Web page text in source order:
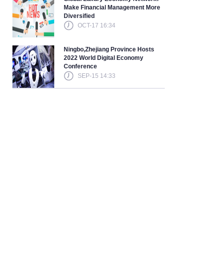
Make Financial Management More
Diversified
OCT-17 16:34
Ningbo,Zhejiang Province Hosts
2022 World Digital Economy
Conference
SEP-15 14:33